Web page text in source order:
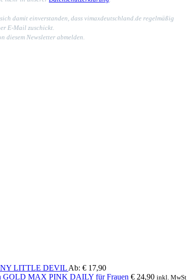
damit einverstanden, dass vimaxdeutschland.de regelmäßig
E-Mail zuschickt.
diesem Newsletter abmelden.
LITTLE DEVIL Ab: € 17,90
GOLD MAX PINK DAILY für Frauen € 24,90 inkl. MwSt